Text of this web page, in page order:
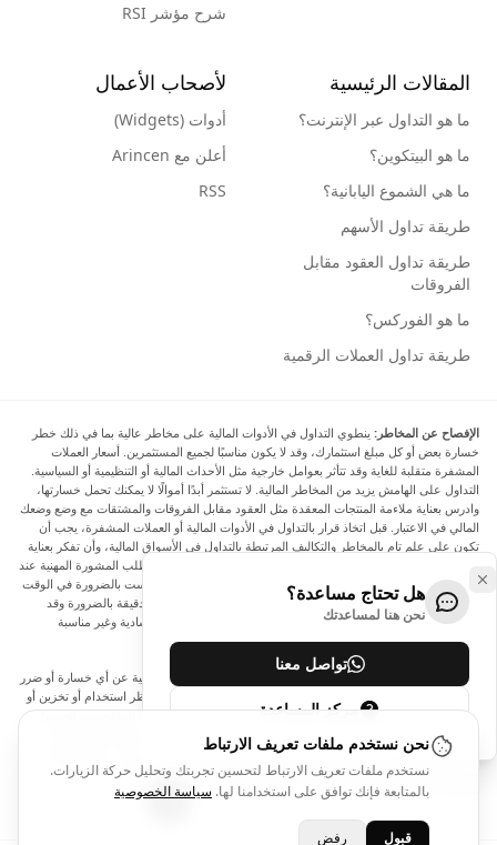
شرح مؤشر RSI
المقالات الرئيسية
ما هو التداول عبر الإنترنت؟
ما هو البيتكوين؟
ما هي الشموع اليابانية؟
طريقة تداول الأسهم
طريقة تداول العقود مقابل
الفروقات
ما هو الفوركس؟
طريقة تداول العملات الرقمية
لأصحاب الأعمال
أدوات (Widgets)
أعلن مع Arincen
RSS
الإفصاح عن المخاطر: ينطوي التداول في الأدوات المالية على مخاطر عالية بما في ذلك خطر
خسارة بعض أو كل مبلغ استثمارك، وقد لا يكون مناسبًا لجميع المستثمرين. أسعار العملات
المشفرة متقلبة للغاية وقد تتأثر بعوامل خارجية مثل الأحداث المالية أو التنظيمية أو السياسية.
التداول على الهامش يزيد من المخاطر المالية. لا تستثمر أبدًا أموالًا لا يمكنك تحمل خسارتها،
وادرس بعناية ملاءمة المنتجات المعقدة مثل العقود مقابل الفروقات والمشتقات مع وضع وضعك
المالي في الاعتبار. قبل اتخاذ قرار بالتداول في الأدوات المالية أو العملات المشفرة، يجب أن
تكون على علم تام بالمخاطر والتكاليف المرتبطة بالتداول في الأسواق المالية، وأن تفكر بعناية
في أهدافك الاستثمارية ومستوى خبرتك ورغبتك في المخاطرة، وأن تطلب المشورة المهنية عند
الحاجة. تود Arincen أن تذكرك بأن البيانات الواردة في هذا الموقع ليست بالضرورة في الوقت
الفعلي وليست دقيقة. البيانات والأسعار الموجودة على الموقع ليست دقيقة بالضرورة وقد
تختلف عن السعر الفعلي في أي سوق معينة، مما يعني أن الأسعار إرشادية وغير مناسبة
لأغراض التداول.
لن يتحمل Arincen وأي مزود للبيانات الواردة في هذا الموقع المسؤولية عن أي خسارة أو ضرر
نتيجة لتداولك، أو اعتمادك على المعلومات الواردة في هذا الموقع. يحظر استخدام أو تخزين أو
إعادة إنتاج أو عرض أو تعديل أو نقل أو توزيع البيانات الموجودة في هذا الموقع دون الحصول
على إذن كتابي صريح مسبق من Arincen و/أو مزود البيانات. جميع حقوق الملكية الفكرية
محفوظة من قبل مقدمي الخدمة و/أو البورصة التي تقدم البيانات الواردة في هذا الموقع. قد
يتم تعويض Arincen من قبل المعلنين الذين يظهرون على الموقع، بناءً على تفاعلك مع
الإعلانات أو المعلنين.
هل تحتاج مساعدة؟
نحن هنا لمساعدتك
تواصل معنا
مركز المساعدة
نحن نستخدم ملفات تعريف الارتباط
نستخدم ملفات تعريف الارتباط لتحسين تجربتك وتحليل حركة الزيارات.
بالمتابعة فإنك توافق على استخدامنا لها. سياسة الخصوصية
قبول رفض